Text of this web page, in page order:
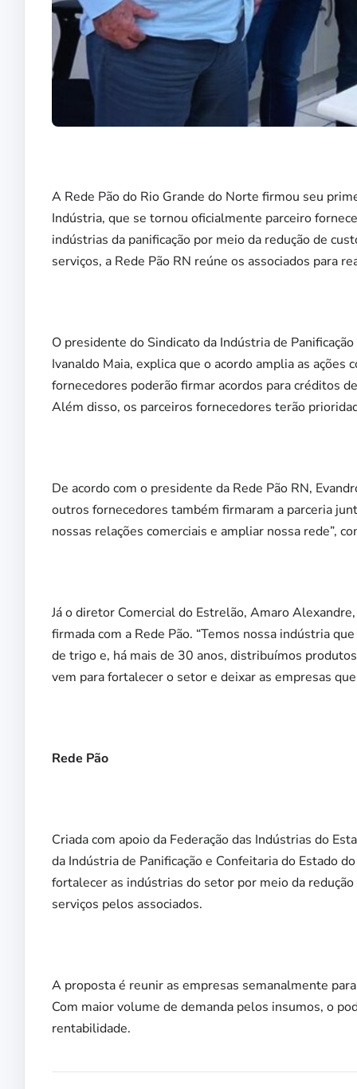
A Rede Pão do Rio Grande do Norte firmou seu
Indústria, que se tornou oficialmente parceiro
indústrias da panificação por meio da redução de
serviços, a Rede Pão RN reúne os associados para
O presidente do Sindicato da Indústria de
Ivanaldo Maia, explica que o acordo amplia as
fornecedores poderão firmar acordos para créditos
Além disso, os parceiros fornecedores terão
De acordo com o presidente da Rede Pão RN,
outros fornecedores também firmaram a parceria
nossas relações comerciais e ampliar nossa rede”,
Já o diretor Comercial do Estrelão, Amaro
firmada com a Rede Pão. “Temos nossa indústria
de trigo e, há mais de 30 anos, distribuímos
vem para fortalecer o setor e deixar as empresas
Rede Pão
Criada com apoio da Federação das Indústrias do
da Indústria de Panificação e Confeitaria do Estado
fortalecer as indústrias do setor por meio da
serviços pelos associados.
A proposta é reunir as empresas semanalmente
Com maior volume de demanda pelos insumos, o
rentabilidade.